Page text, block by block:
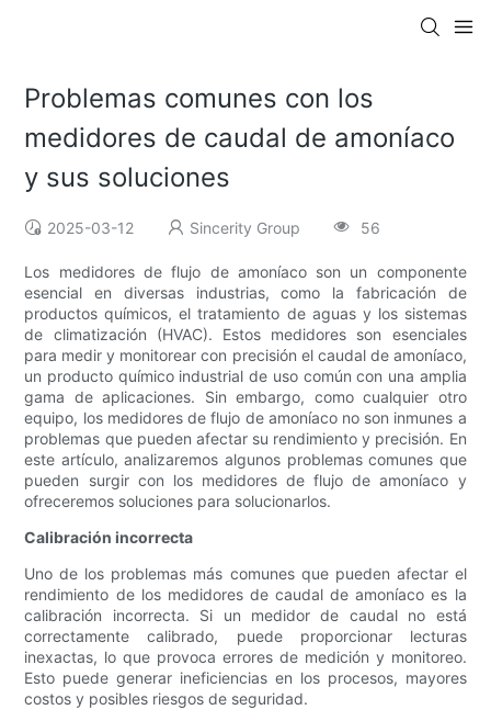
Problemas comunes con los
medidores de caudal de amoníaco
y sus soluciones
2025-03-12 Sincerity Group 56
Los medidores de flujo de amoníaco son un componente
esencial en diversas industrias, como la fabricación de
productos químicos, el tratamiento de aguas y los sistemas
de climatización (HVAC). Estos medidores son esenciales
para medir y monitorear con precisión el caudal de amoníaco,
un producto químico industrial de uso común con una amplia
gama de aplicaciones. Sin embargo, como cualquier otro
equipo, los medidores de flujo de amoníaco no son inmunes a
problemas que pueden afectar su rendimiento y precisión. En
este artículo, analizaremos algunos problemas comunes que
pueden surgir con los medidores de flujo de amoníaco y
ofreceremos soluciones para solucionarlos.
Calibración incorrecta
Uno de los problemas más comunes que pueden afectar el
rendimiento de los medidores de caudal de amoníaco es la
calibración incorrecta. Si un medidor de caudal no está
correctamente calibrado, puede proporcionar lecturas
inexactas, lo que provoca errores de medición y monitoreo.
Esto puede generar ineficiencias en los procesos, mayores
costos y posibles riesgos de seguridad.